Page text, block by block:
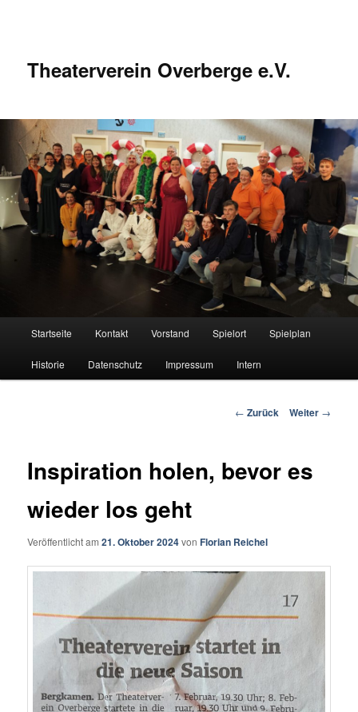
Theaterverein Overberge e.V.
Startseite Kontakt Vorstand Spielort Spielplan
Historie Datenschutz Impressum Intern
Beitrags-
← Zurück Weiter →
Inspiration holen, bevor es
wieder los geht
Veröffentlicht am21. Oktober 2024vonFlorian Reichel